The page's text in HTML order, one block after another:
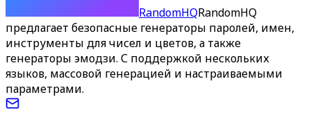
RandomHQRandomHQ
предлагает безопасные генераторы паролей, имен,
инструменты для чисел и цветов, а также
генераторы эмодзи. С поддержкой нескольких
языков, массовой генерацией и настраиваемыми
параметрами.